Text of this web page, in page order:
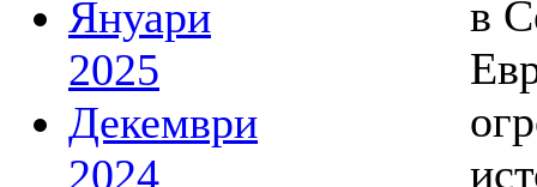
Януари
2025
Декември
2024
в